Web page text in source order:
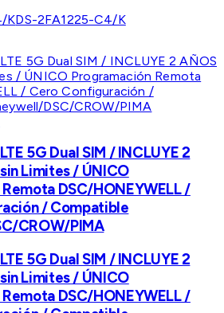
KDS-2FA1225-C4/K
5G Dual SIM / INCLUYE 2
Limites / ÚNICO
DSC/HONEYWELL /
/ Compatible
CROW/PIMA
5G Dual SIM / INCLUYE 2
Limites / ÚNICO
DSC/HONEYWELL /